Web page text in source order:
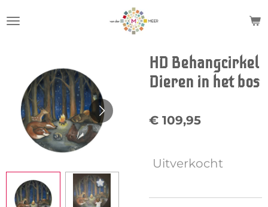
direct
hoofdinhoud
HD Behangcirkel
Dieren in het bos
€ 109,95
Uitverkocht